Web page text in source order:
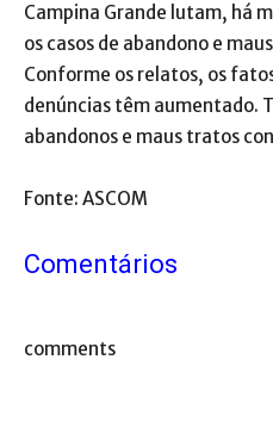
Campina Grande lutam, há
os casos de abandono e
Conforme os relatos, os
denúncias têm aumentado.
abandonos e maus tratos
Fonte: ASCOM
Comentários
comments